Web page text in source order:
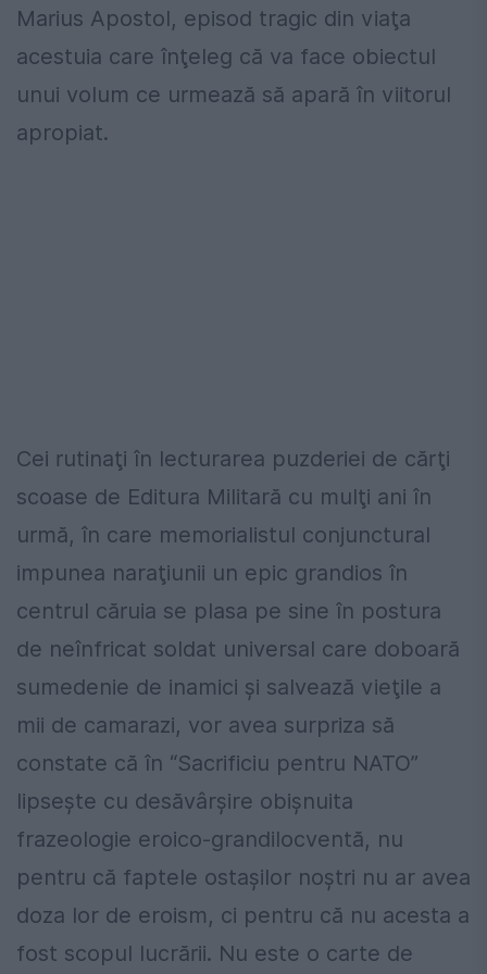
Marius Apostol, episod tragic din viaţa
acestuia care înţeleg că va face obiectul
unui volum ce urmează să apară în viitorul
apropiat.
Cei rutinaţi în lecturarea puzderiei de cărţi
scoase de Editura Militară cu mulţi ani în
urmă, în care memorialistul conjunctural
impunea naraţiunii un epic grandios în
centrul căruia se plasa pe sine în postura
de neînfricat soldat universal care doboară
sumedenie de inamici şi salvează vieţile a
mii de camarazi, vor avea surpriza să
constate că în “Sacrificiu pentru NATO”
lipseşte cu desăvârşire obişnuita
frazeologie eroico-grandilocventă, nu
pentru că faptele ostaşilor noştri nu ar avea
doza lor de eroism, ci pentru că nu acesta a
fost scopul lucrării. Nu este o carte de